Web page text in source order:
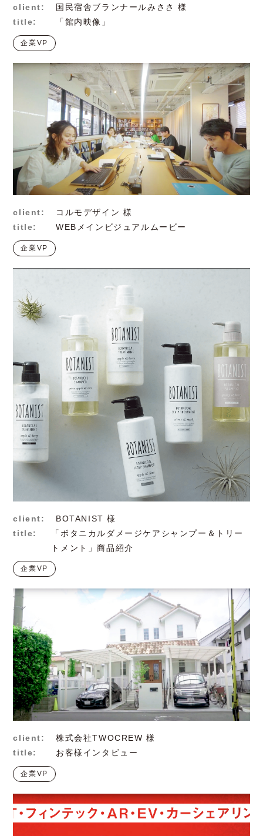
client:
国民宿舎ブランナールみささ 様
title:
「館内映像」
企業VP
client:
コルモデザイン 様
title:
WEBメインビジュアルムービー
企業VP
client:
BOTANIST 様
title:
「ボタニカルダメージケアシャンプー＆トリー
トメント」商品紹介
企業VP
client:
株式会社TWOCREW 様
title:
お客様インタビュー
企業VP